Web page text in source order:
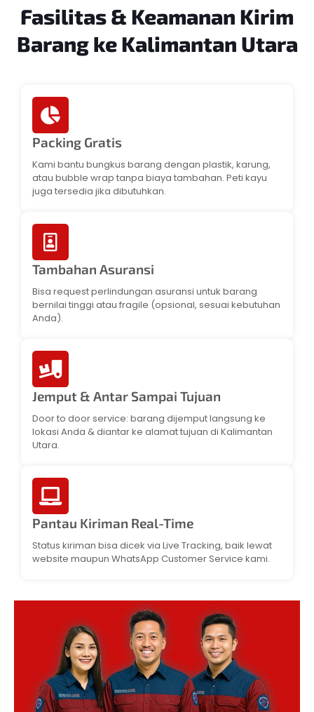
Fasilitas & Keamanan Kirim
Barang ke Kalimantan Utara
Packing Gratis
Kami bantu bungkus barang dengan plastik, karung,
atau bubble wrap tanpa biaya tambahan. Peti kayu
juga tersedia jika dibutuhkan.
Tambahan Asuransi
Bisa request perlindungan asuransi untuk barang
bernilai tinggi atau fragile (opsional, sesuai kebutuhan
Anda).
Jemput & Antar Sampai Tujuan
Door to door service: barang dijemput langsung ke
lokasi Anda & diantar ke alamat tujuan di Kalimantan
Utara.
Pantau Kiriman Real-Time
Status kiriman bisa dicek via Live Tracking, baik lewat
website maupun WhatsApp Customer Service kami.